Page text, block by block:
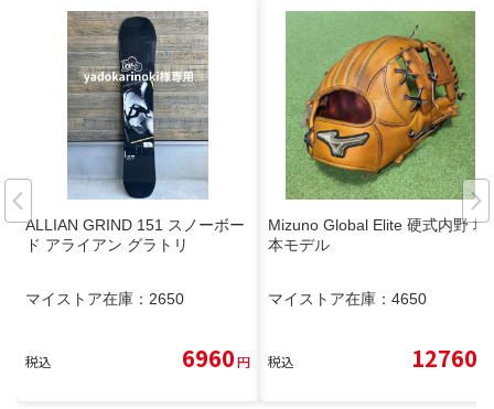
ALLIAN GRIND 151 スノーボー
ド アライアン グラトリ
マイストア在庫： 2650
税込 6960円
Mizuno Global Elite 硬式内野 坂
本モデル
マイストア在庫： 4650
税込 12760